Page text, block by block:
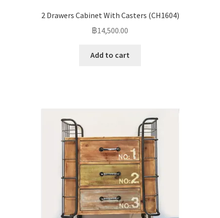
2 Drawers Cabinet With Casters (CH1604)
฿14,500.00
Add to cart